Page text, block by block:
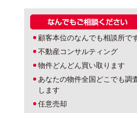
顧客本位のなんでも相談所で
不動産コンサルティング
物件どんどん買い取ります
あなたの物件全国どこでも調
します
任意売却